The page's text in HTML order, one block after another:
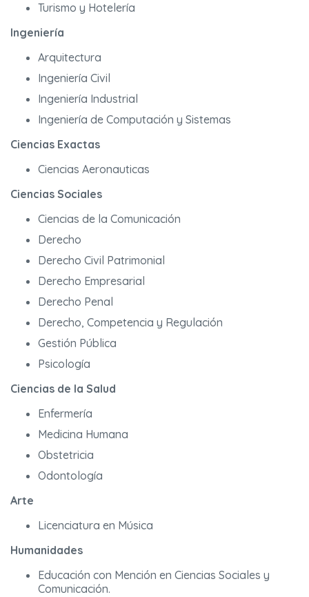
Turismo y Hotelería
Ingeniería
Arquitectura
Ingeniería Civil
Ingeniería Industrial
Ingeniería de Computación y Sistemas
Ciencias Exactas
Ciencias Aeronauticas
Ciencias Sociales
Ciencias de la Comunicación
Derecho
Derecho Civil Patrimonial
Derecho Empresarial
Derecho Penal
Derecho, Competencia y Regulación
Gestión Pública
Psicología
Ciencias de la Salud
Enfermería
Medicina Humana
Obstetricia
Odontología
Arte
Licenciatura en Música
Humanidades
Educación con Mención en Ciencias Sociales y
Comunicación.